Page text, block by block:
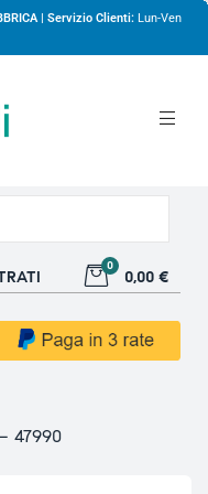
| Servizio Clienti: Lun-Ven
0
0,00 €
47990